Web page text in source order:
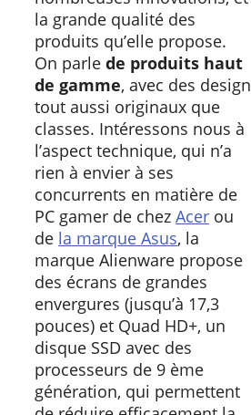
la grande qualité des
produits qu’elle propose.
On parle de produits haut
de gamme, avec des design
tout aussi originaux que
classes. Intéressons nous à
l’aspect technique, qui n’a
rien à envier à ses
concurrents en matière de
PC gamer de chez Acer ou
de la marque Asus, la
marque Alienware propose
des écrans de grandes
envergures (jusqu’à 17,3
pouces) et Quad HD+, un
disque SSD avec des
processeurs de 9 ème
génération, qui permettent